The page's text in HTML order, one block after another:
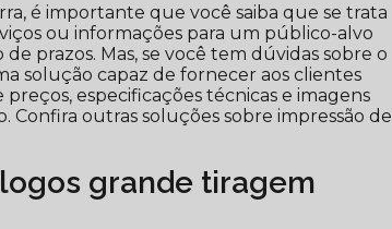
é importante que você saiba que se trata
ou informações para um público-alvo
prazos. Mas, se você tem dúvidas sobre o
solução capaz de fornecer aos clientes
especificações técnicas e imagens
outras soluções sobre impressão de
grande tiragem